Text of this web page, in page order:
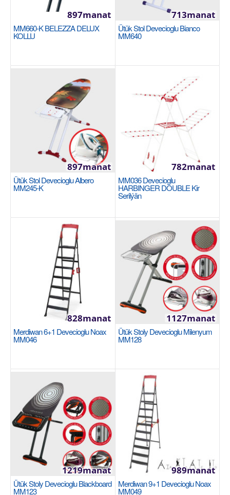
Garşylaşdyrmaga goş
+Halananlara goş
Merdiwan 6+1 HARBINGER MM056
Все электростатическое порошковое покрытие
окраской с примен..
874manat
Sebede Goş
+
Garşylaşdyrmaga goş
Halananlara goş
Merdiwan 5+1 HARBINGER MM055
Все электростатическое порошковое покрытие
Специальная аэрозольная очистка перед
окраской с примен..
MM660-K BELEZZA DELUX
KOLLU
897manat
Ütük Stol Devecioglu Bianco
MM640
713manat
Ütük Stol Devecioglu Albero
MM245-K
897manat
MM036 Devecioglu
HARBINGER DOUBLE Kir
Serilýän
782manat
Merdiwan 6+1 Devecioglu Noax
MM046
828manat
Ütük Stoly Devecioglu Milenyum
MM128
1127manat
Ütük Stoly Devecioglu Blackboard
MM123
1219manat
Merdiwan 9+1 Devecioglu Noax
MM049
989manat